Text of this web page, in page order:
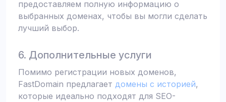
предоставляем полную информацию о
выбранных доменах, чтобы вы могли сделать
лучший выбор.
6. Дополнительные услуги
Помимо регистрации новых доменов,
FastDomain предлагает домены с историей,
которые идеально подходят для SEO-